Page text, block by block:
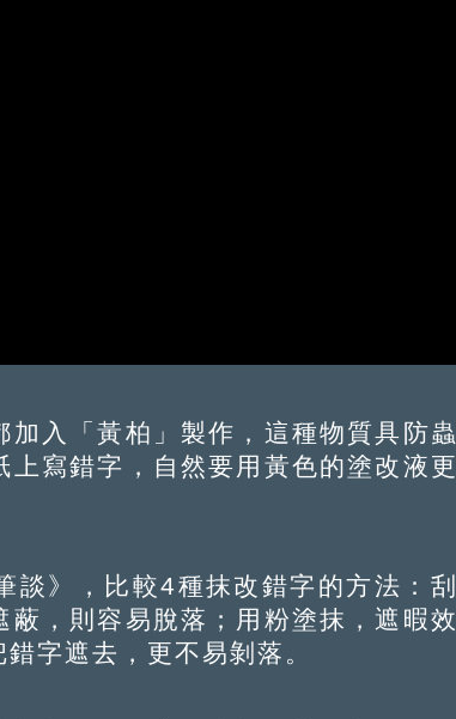
入「黃柏」製作，這種物質具防蟲
寫錯字，自然要用黃色的塗改液更
》，比較4種抹改錯字的方法：刮
，則容易脫落；用粉塗抹，遮暇效
字遮去，更不易剝落。